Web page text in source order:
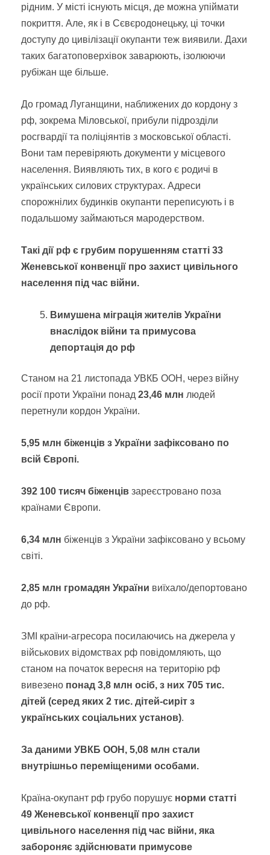
рідним. У місті існують місця, де можна упіймати
покриття. Але, як і в Сєвєродонецьку, ці точки
доступу до цивілізації окупанти теж виявили. Дахи
таких багатоповерхівок заварюють, ізолюючи
рубіжан ще більше.
До громад Луганщини, наближених до кордону з
рф, зокрема Міловської, прибули підрозділи
росгвардії та поліціянтів з московської області.
Вони там перевіряють документи у місцевого
населення. Виявляють тих, в кого є родичі в
українських силових структурах. Адреси
спорожнілих будинків окупанти переписують і в
подальшому займаються мародерством.
Такі дії рф є грубим порушенням статті 33
Женевської конвенції про захист цивільного
населення під час війни.
Вимушена міграція жителів України
внаслідок війни та примусова
депортація до рф
Станом на 21 листопада УВКБ ООН, через війну
росії проти України понад 23,46 млн людей
перетнули кордон України.
5,95 млн біженців з України зафіксовано по
всій Європі.
392 100 тисяч біженців зареєстровано поза
країнами Європи.
6,34 млн біженців з України зафіксовано у всьому
світі.
2,85 млн громадян України виїхало/депортовано
до рф.
ЗМІ країни-агресора посилаючись на джерела у
військових відомствах рф повідомляють, що
станом на початок вересня на територію рф
вивезено понад 3,8 млн осіб, з них 705 тис.
дітей (серед яких 2 тис. дітей-сиріт з
українських соціальних установ).
За даними УВКБ ООН, 5,08 млн стали
внутрішньо переміщеними особами.
Країна-окупант рф грубо порушує норми статті
49 Женевської конвенції про захист
цивільного населення під час війни, яка
забороняє здійснювати примусове